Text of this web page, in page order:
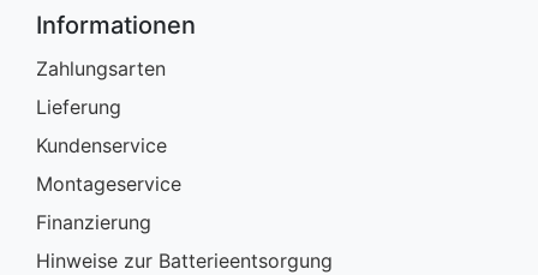
Informationen
Zahlungsarten
Lieferung
Kundenservice
Montageservice
Finanzierung
Hinweise zur Batterieentsorgung